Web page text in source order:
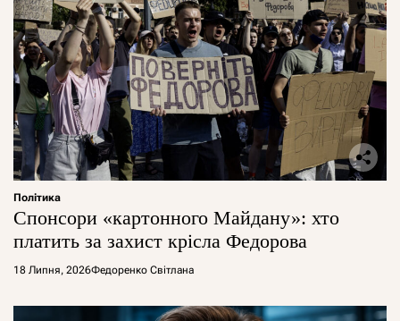
Політика
Спонсори «картонного Майдану»: хто
платить за захист крісла Федорова
18 Липня, 2026Федоренко Світлана